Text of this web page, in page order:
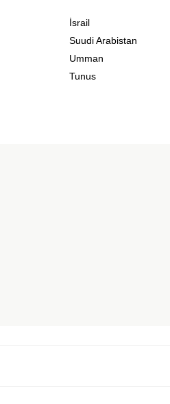
İsrail
Suudi Arabistan
Umman
Tunus